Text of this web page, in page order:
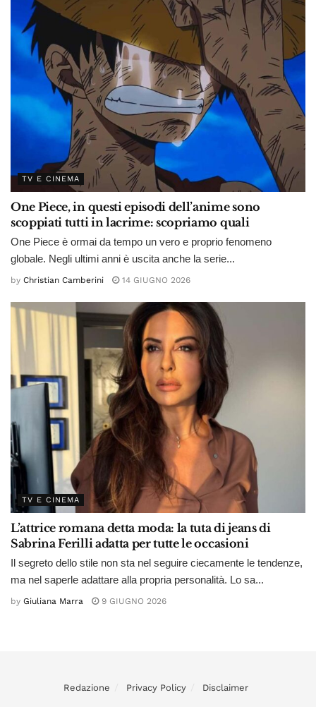
TV E CINEMA
One Piece, in questi episodi dell’anime sono
scoppiati tutti in lacrime: scopriamo quali
One Piece è ormai da tempo un vero e proprio fenomeno
globale. Negli ultimi anni è uscita anche la serie...
by Christian Camberini 14 GIUGNO 2026
TV E CINEMA
L’attrice romana detta moda: la tuta di jeans di
Sabrina Ferilli adatta per tutte le occasioni
Il segreto dello stile non sta nel seguire ciecamente le tendenze,
ma nel saperle adattare alla propria personalità. Lo sa...
by Giuliana Marra 9 GIUGNO 2026
Redazione Privacy Policy Disclaimer